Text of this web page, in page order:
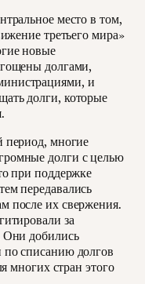
место в том,
третьего мира»
новые
долгами,
и
долги, которые
период, многие
долги с целью
при поддержке
передавались
после их свержения.
за
Они добились
списанию долгов
многих стран этого